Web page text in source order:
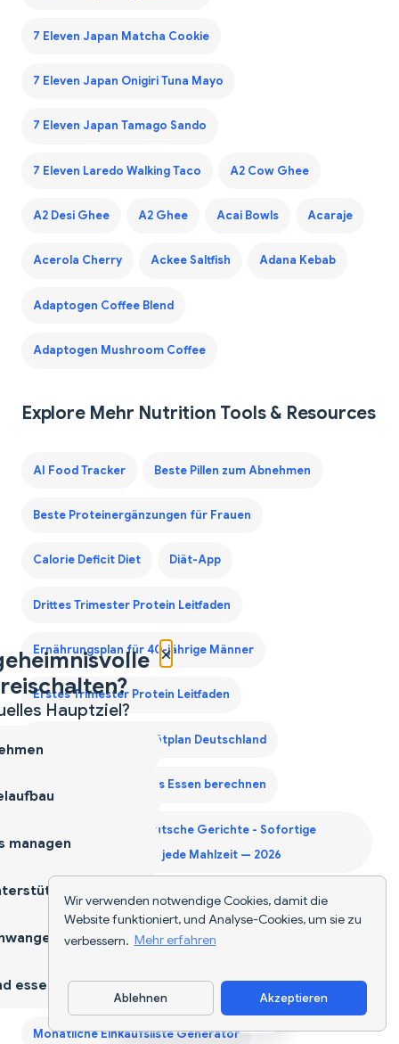
Wir verwenden notwendige Cookies, damit die
Website funktioniert, und Analyse-Cookies, um sie zu
verbessern. Mehr erfahren
Ablehnen Akzeptieren
7 Eleven Japan Matcha Cookie
7 Eleven Japan Onigiri Tuna Mayo
7 Eleven Japan Tamago Sando
7 Eleven Laredo Walking Taco A2 Cow Ghee
A2 Desi Ghee A2 Ghee Acai Bowls Acaraje
Acerola Cherry Ackee Saltfish Adana Kebab
Adaptogen Coffee Blend
Adaptogen Mushroom Coffee
Explore Mehr Nutrition Tools & Resources
AI Food Tracker Beste Pillen zum Abnehmen
Beste Proteinergänzungen für Frauen
Calorie Deficit Diet Diät-App
Drittes Trimester Protein Leitfaden
Ernährungsplan für 40-jährige Männer
Erstes Trimester Protein Leitfaden
Gewichtszunahme Diätplan Deutschland
Kalorien für deutsches Essen berechnen
Kalorienzähler für deutsche Gerichte - Sofortige
Nährwertangaben für jede Mahlzeit — 2026
Kalorienzähler-App Keto-Einkaufsliste Generator
KI-Lebensmittel-Tracker Deutschland
Lebensmittel-Scanner-App
Monatliche Einkaufsliste Generator
App herunterladen
×
Hauptziel?
managen
essen